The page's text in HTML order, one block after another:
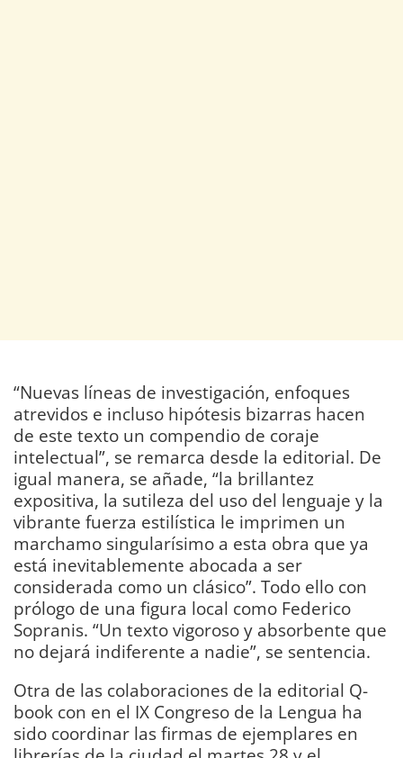
“Nuevas líneas de investigación, enfoques
atrevidos e incluso hipótesis bizarras hacen
de este texto un compendio de coraje
intelectual”, se remarca desde la editorial. De
igual manera, se añade, “la brillantez
expositiva, la sutileza del uso del lenguaje y la
vibrante fuerza estilística le imprimen un
marchamo singularísimo a esta obra que ya
está inevitablemente abocada a ser
considerada como un clásico”. Todo ello con
prólogo de una figura local como Federico
Sopranis. “Un texto vigoroso y absorbente que
no dejará indiferente a nadie”, se sentencia.
Otra de las colaboraciones de la editorial Q-
book con en el IX Congreso de la Lengua ha
sido coordinar las firmas de ejemplares en